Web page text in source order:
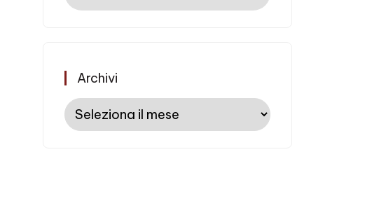
Archivi
Archivi